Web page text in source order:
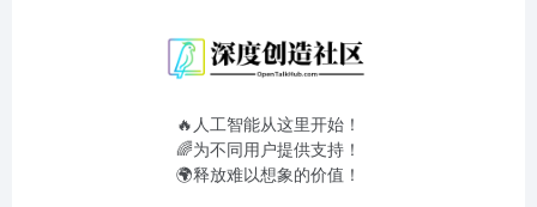
🔥人工智能从这里开始！
🌈为不同用户提供支持！
🌍释放难以想象的价值！